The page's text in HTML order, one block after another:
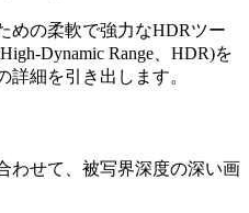
めの柔軟で強力なHDRツー
Dynamic Range、HDR)を
細を引き出します。
わせて、被写界深度の深い画